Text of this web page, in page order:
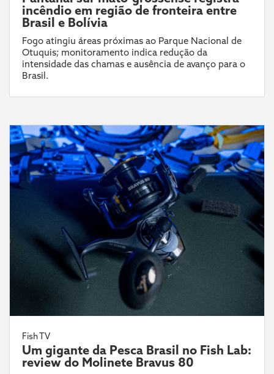
incêndio em região de fronteira entre
Brasil e Bolívia
Fogo atingiu áreas próximas ao Parque Nacional de
Otuquis; monitoramento indica redução da
intensidade das chamas e ausência de avanço para o
Brasil.
Fish TV
Um gigante da Pesca Brasil no Fish Lab:
review do Molinete Bravus 80